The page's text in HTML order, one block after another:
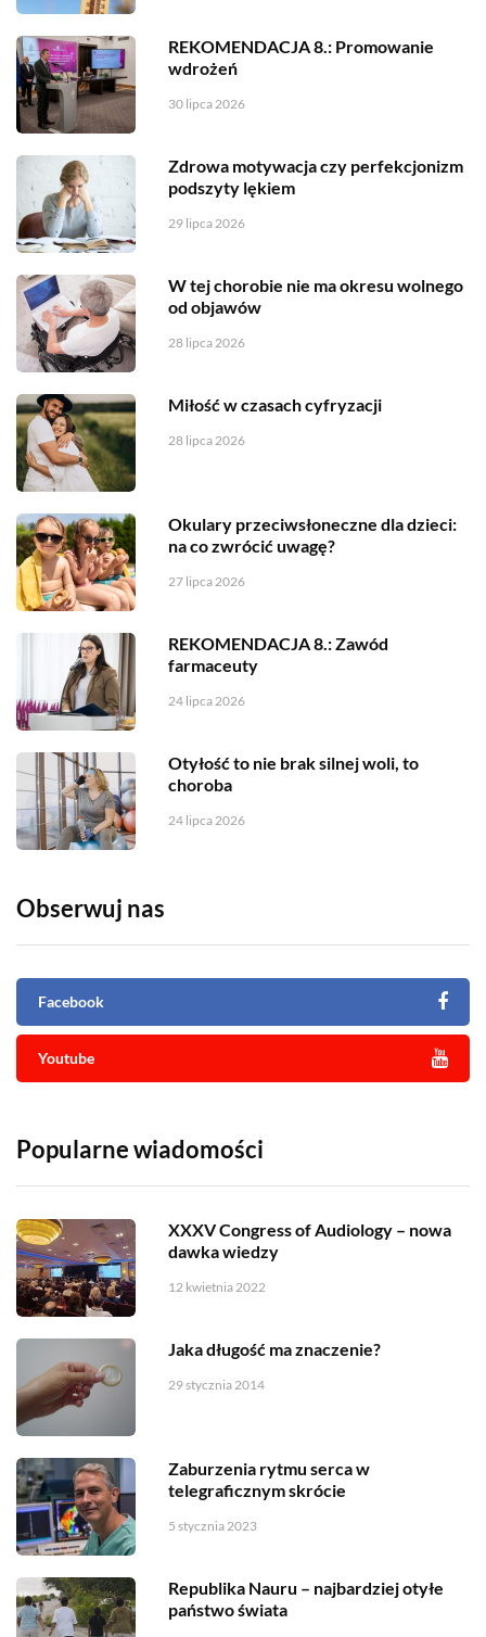
REKOMENDACJA 8.: Promowanie
wdrożeń
30 lipca 2026
Zdrowa motywacja czy perfekcjonizm
podszyty lękiem
29 lipca 2026
W tej chorobie nie ma okresu wolnego
od objawów
28 lipca 2026
Miłość w czasach cyfryzacji
28 lipca 2026
Okulary przeciwsłoneczne dla dzieci:
na co zwrócić uwagę?
27 lipca 2026
REKOMENDACJA 8.: Zawód
farmaceuty
24 lipca 2026
Otyłość to nie brak silnej woli, to
choroba
24 lipca 2026
Obserwuj nas
Facebook
Youtube
Popularne wiadomości
XXXV Congress of Audiology – nowa
dawka wiedzy
12 kwietnia 2022
Jaka długość ma znaczenie?
29 stycznia 2014
Zaburzenia rytmu serca w
telegraficznym skrócie
5 stycznia 2023
Republika Nauru – najbardziej otyłe
państwo świata